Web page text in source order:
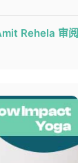
Rehela 审阅